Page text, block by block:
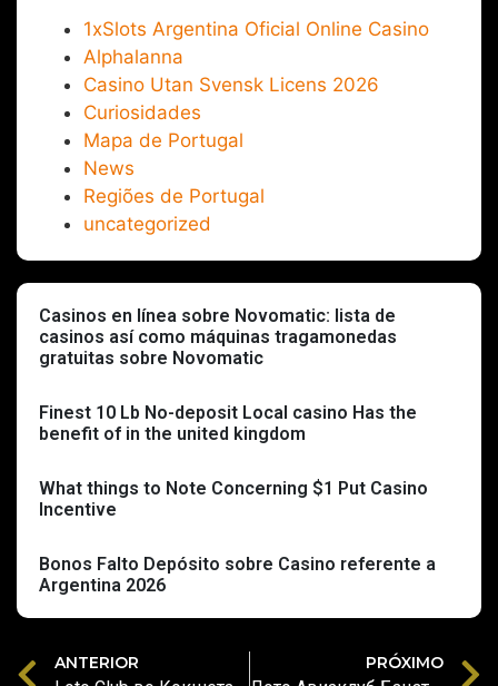
1xSlots Argentina Oficial Online Casino
Alphalanna
Casino Utan Svensk Licens 2026
Curiosidades
Mapa de Portugal
News
Regiões de Portugal
uncategorized
Casinos en línea sobre Novomatic: lista de
casinos así­ como máquinas tragamonedas
gratuitas sobre Novomatic
Finest 10 Lb No-deposit Local casino Has the
benefit of in the united kingdom
What things to Note Concerning $1 Put Casino
Incentive
Bonos Falto Depósito sobre Casino referente a
Argentina 2026
ANTERIOR PRÓXIMO